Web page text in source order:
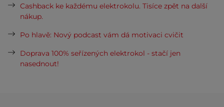
Cashback ke každému elektrokolu. Tisíce zpět na další
nákup.
Po hlavě: Nový podcast vám dá motivaci cvičit
Doprava 100% seřízených elektrokol - stačí jen
nasednout!